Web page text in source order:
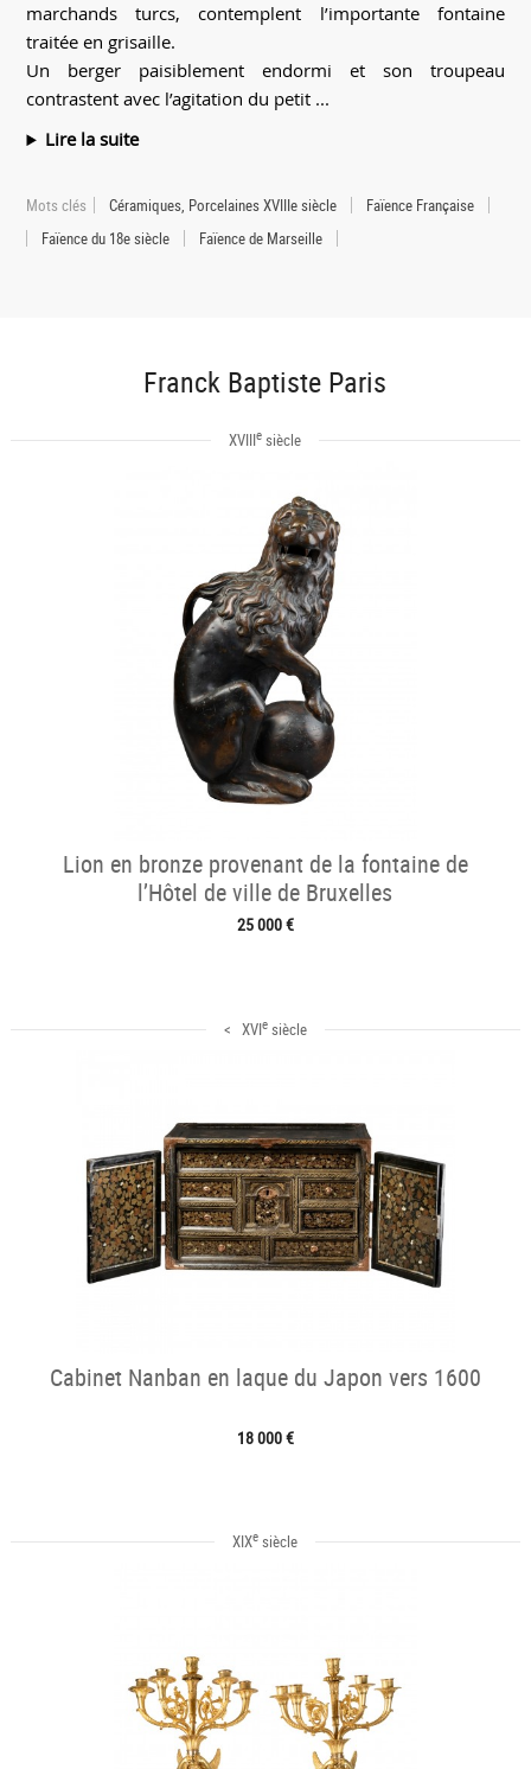
marchands turcs, contemplent l’importante fontaine
traitée en grisaille.
Un berger paisiblement endormi et son troupeau
contrastent avec l’agitation du petit ...
Lire la suite
Mots clés Céramiques, Porcelaines XVIIIe siècle
Faïence Française
Faïence du 18e siècle
Faïence de Marseille
Franck Baptiste Paris
XVIIIe siècle
Lion en bronze provenant de la fontaine de
l’Hôtel de ville de Bruxelles
25 000 €
< XVIesiècle
Cabinet Nanban en laque du Japon vers 1600
18 000 €
XIXe siècle